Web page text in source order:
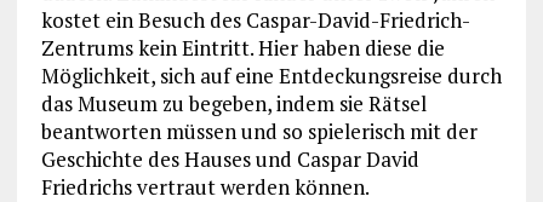
kostet ein Besuch des Caspar-David-Friedrich-
Zentrums kein Eintritt. Hier haben diese die
Möglichkeit, sich auf eine Entdeckungsreise durch
das Museum zu begeben, indem sie Rätsel
beantworten müssen und so spielerisch mit der
Geschichte des Hauses und Caspar David
Friedrichs vertraut werden können.